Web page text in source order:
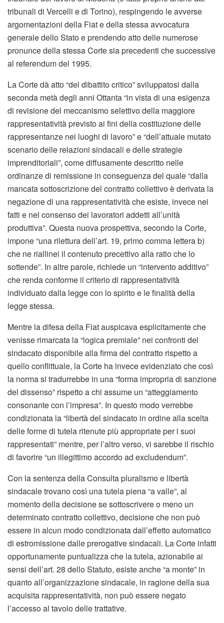
tribunali di Vercelli e di Torino), respingendo le avverse
argomentazioni della Fiat e della stessa avvocatura
generale dello Stato e prendendo atto delle numerose
pronunce della stessa Corte sia precedenti che successive
al referendum del 1995.
La Corte dà atto “del dibattito critico” sviluppatosi dalla
seconda metà degli anni Ottanta “in vista di una esigenza
di revisione del meccanismo selettivo della maggiore
rappresentatività previsto ai fini della costituzione delle
rappresentanze nei luoghi di lavoro” e “dell’attuale mutato
scenario delle relazioni sindacali e delle strategie
imprenditoriali”, come diffusamente descritto nelle
ordinanze di remissione in conseguenza del quale “dalla
mancata sottoscrizione del contratto collettivo è derivata la
negazione di una rappresentatività che esiste, invece nei
fatti e nel consenso dei lavoratori addetti all’unità
produttiva”. Questa nuova prospettiva, secondo la Corte,
impone “una rilettura dell’art. 19, primo comma lettera b)
che ne riallinei il contenuto precettivo alla ratio che lo
sottende”. In altre parole, richiede un “intervento additivo”
che renda conforme il criterio di rappresentatività
individuato dalla legge con lo spirito e le finalità della
legge stessa.
Mentre la difesa della Fiat auspicava esplicitamente che
venisse rimarcata la “logica premiale” nei confronti del
sindacato disponibile alla firma del contratto rispetto a
quello conflittuale, la Corte ha invece evidenziato che così
la norma si tradurrebbe in una “forma impropria di sanzione
del dissenso” rispetto a chi assume un “atteggiamento
consonante con l’impresa”. In questo modo verrebbe
condizionata la “libertà del sindacato in ordine alla scelta
delle forme di tutela ritenute più appropriate per i suoi
rappresentati” mentre, per l’altro verso, vi sarebbe il rischio
di favorire “un illegittimo accordo ad excludendum”.
Con la sentenza della Consulta pluralismo e libertà
sindacale trovano così una tutela piena “a valle”, al
momento della decisione se sottoscrivere o meno un
determinato contratto collettivo, decisione che non può
essere in alcun modo condizionata dall’effetto automatico
di estromissione dalle prerogative sindacali. La Corte infatti
opportunamente puntualizza che la tutela, azionabile ai
sensi dell’art. 28 dello Statuto, esiste anche “a monte” in
quanto all’organizzazione sindacale, in ragione della sua
acquisita rappresentatività, non può essere negato
l’accesso al tavolo delle trattative.